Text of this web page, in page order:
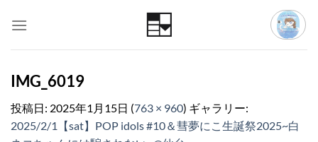
IMG_6019
投稿日: 2025年1月15日 (763 × 960) ギャラリー:
2025/2/1【sat】POP idols #10＆彗夢にこ生誕祭2025~白